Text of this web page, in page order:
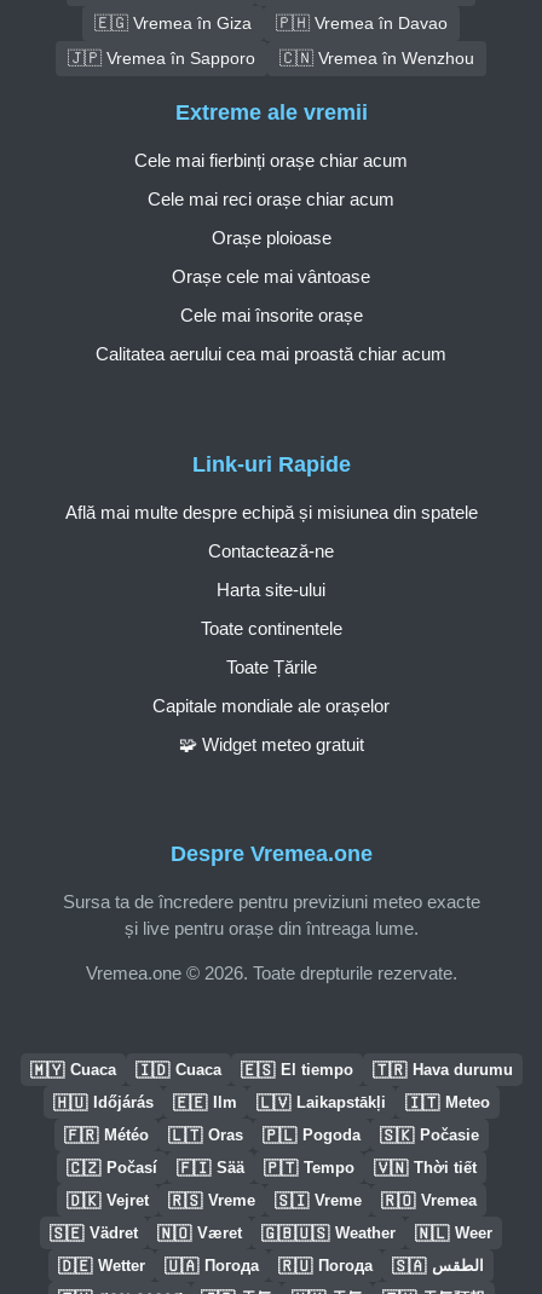
🇪🇬 Vremea în Giza
🇵🇭 Vremea în Davao
🇯🇵 Vremea în Sapporo
🇨🇳 Vremea în Wenzhou
Despre Vremea.one
Sursa ta de încredere pentru previziuni meteo exacte
și live pentru orașe din întreaga lume.
Vremea.one © 2026. Toate drepturile rezervate.
Link-uri Rapide
Află mai multe despre echipă și misiunea din spatele
Contactează-ne
Harta site-ului
Toate continentele
Toate Țările
Capitale mondiale ale orașelor
🧩 Widget meteo gratuit
Extreme ale vremii
Cele mai fierbinți orașe chiar acum
Cele mai reci orașe chiar acum
Orașe ploioase
Orașe cele mai vântoase
Cele mai însorite orașe
Calitatea aerului cea mai proastă chiar acum
🇲🇾 Cuaca 🇮🇩 Cuaca 🇪🇸 El tiempo 🇹🇷 Hava durumu
🇭🇺 Időjárás 🇪🇪 Ilm 🇱🇻 Laikapstākļi 🇮🇹 Meteo
🇫🇷 Météo 🇱🇹 Oras 🇵🇱 Pogoda 🇸🇰 Počasie
🇨🇿 Počasí 🇫🇮 Sää 🇵🇹 Tempo 🇻🇳 Thời tiết
🇩🇰 Vejret 🇷🇸 Vreme 🇸🇮 Vreme 🇷🇴 Vremea
🇸🇪 Vädret 🇳🇴 Været 🇬🇧🇺🇸 Weather 🇳🇱 Weer
🇩🇪 Wetter 🇺🇦 Погода 🇷🇺 Погода 🇸🇦 الطقس